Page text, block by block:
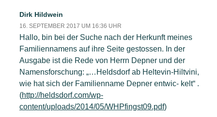
Dirk Hildwein
16. SEPTEMBER 2017 UM 16:36 UHR
Hallo, bin bei der Suche nach der Herkunft meines
Familiennamens auf ihre Seite gestossen. In der
Ausgabe ist die Rede von Herrn Depner und der
Namensforschung: „…Heldsdorf ab Heltevin-Hiltvini,
wie hat sich der Familienname Depner entwic- kelt“ .
(http://heldsdorf.com/wp-
content/uploads/2014/05/WHPfingst09.pdf)